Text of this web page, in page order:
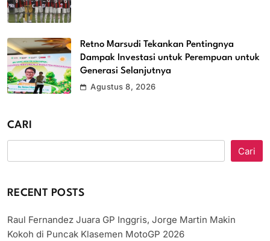
Retno Marsudi Tekankan Pentingnya
Dampak Investasi untuk Perempuan untuk
Generasi Selanjutnya
Agustus 8, 2026
CARI
Cari
RECENT POSTS
Raul Fernandez Juara GP Inggris, Jorge Martin Makin
Kokoh di Puncak Klasemen MotoGP 2026